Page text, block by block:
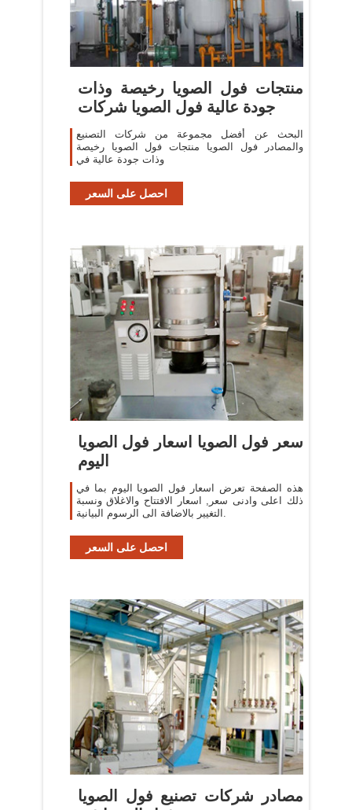
منتجات فول الصويا رخيصة وذات
جودة عالية فول الصويا شركات
البحث عن أفضل مجموعة من شركات التصنيع
والمصادر فول الصويا منتجات فول الصويا رخيصة
وذات جودة عالية في
احصل على السعر
سعر فول الصويا اسعار فول الصويا
اليوم
هذه الصفحة تعرض اسعار فول الصويا اليوم بما في
ذلك اعلى وادنى سعر, اسعار الافتتاح والاغلاق ونسبة
التغيير بالاضافة الى الرسوم البيانية.
احصل على السعر
مصادر شركات تصنيع فول الصويا